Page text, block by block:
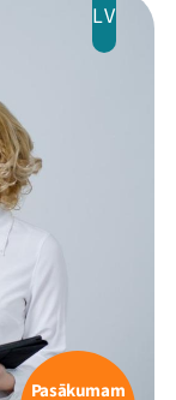
LV
Pasākumam